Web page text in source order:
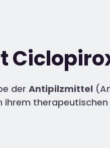
der Antipilzmittel